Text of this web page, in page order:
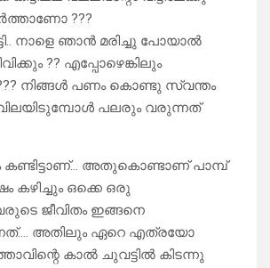
???
നാളെ ഞാൻ മരിച്ചു പോയാൽ
?? എപ്പോഴെങ്കിലും
??? നിങ്ങൾ പണം കൊണ്ടു സ്വന്തം
പലരും വരുന്നത്
കണ്ടിട്ടാണ്… അതുകൊണ്ടാണ് പാമ്പ്
കഴിച്ചും ഒക്കെ ഒരു
ജീവിതം ഇങ്ങനെ
അതിലും ഏറെ എത്രയോ
കാൽ ചുവട്ടിൽ കിടന്നു